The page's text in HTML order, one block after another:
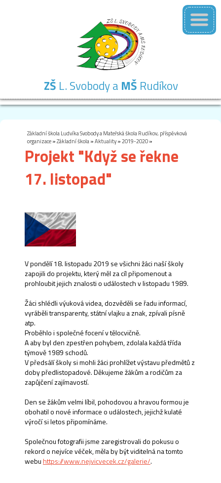
ZŠ L. Svobody a MŠ Rudíkov
Základní škola Ludvíka Svobody a Mateřská škola Rudíkov, příspěvková
organizace»Základní škola»Aktuality»2019-2020»
Projekt "Když se řekne
17. listopad"
V pondělí 18. listopadu 2019 se všichni žáci naší školy
zapojili do projektu, který měl za cíl připomenout a
prohloubit jejich znalosti o událostech v listopadu 1989.
Žáci shlédli výuková videa, dozvěděli se řadu informací,
vyráběli transparenty, státní vlajku a znak, zpívali písně
atp.
Proběhlo i společné focení v tělocvičně.
A aby byl den zpestřen pohybem, zdolala každá třída
týmově 1989 schodů.
V předsálí školy si mohli žáci prohlížet výstavu předmětů z
doby předlistopadové. Děkujeme žákům a rodičům za
zapůjčení zajímavostí.
Den se žákům velmi líbil, pohodovou a hravou formou je
obohatil o nové informace o událostech, jejichž kulaté
výročí si letos připomínáme.
Společnou fotografii jsme zaregistrovali do pokusu o
rekord o nejvíce véček, měla by být viditelná na tomto
webuhttps://www.nejvicvecek.cz/galerie/.